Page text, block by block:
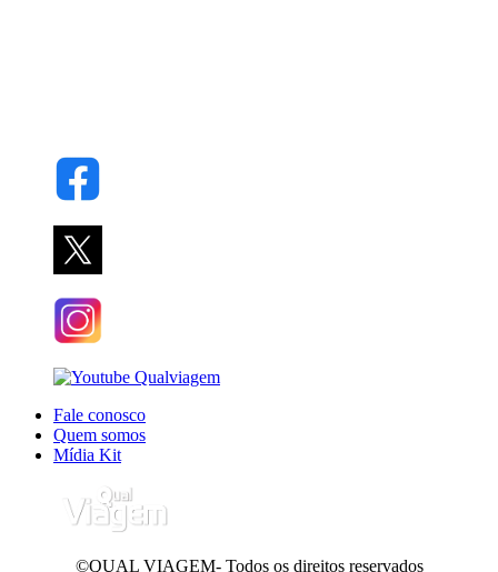
Fale conosco
Quem somos
Mídia Kit
©QUAL VIAGEM- Todos os direitos reservados